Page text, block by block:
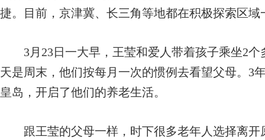
捷。目前，京津冀、长三角等地都在积极探索区域
3月23日一大早，王莹和爱人带着孩子乘坐2个
天是周末，他们按每月一次的惯例去看望父母。3
皇岛，开启了他们的养老生活。
跟王莹的父母一样，时下很多老年人选择离开